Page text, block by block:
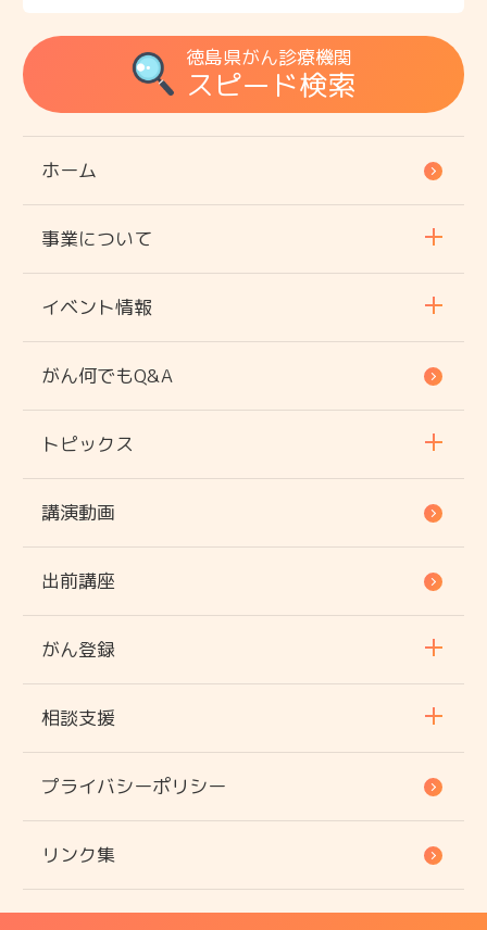
徳島県がん診療機関
スピード検索
ホーム
事業について
イベント情報
がん何でもQ&A
トピックス
講演動画
出前講座
がん登録
相談支援
プライバシーポリシー
リンク集